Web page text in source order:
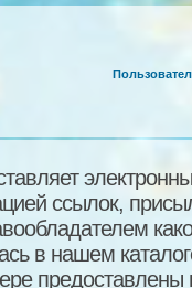
ссылок,
в нашем
предоставлены